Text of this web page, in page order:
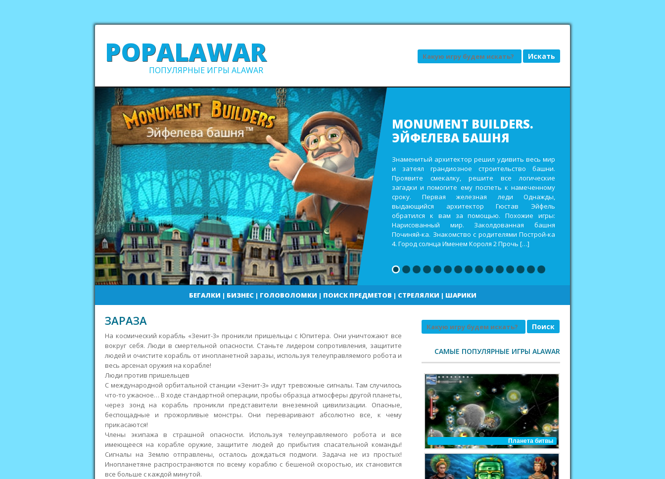
POPALAWAR
ПОПУЛЯРНЫЕ ИГРЫ ALAWAR
Поиск
ВСЕ В САД, ИЛИ ГРЯДКИ
В ПОРЯДКЕ
Выполните просьбы привередливых заказчиков и
заработайте деньги на реставрацию старенькой
виллы. Постройте кладовки для хранения
инвентаря и других полезных ресурсов,
восстановите дорожки и мостики в городских
садах и парках и выиграйте главный приз в
ежегодном садовом фестивале. Похожие игры:
Кекс шоп Как воспитать дракона 2 Построй-ка 4.
Город солнца Веселая ферма. Викинги Повелитель
погоды
БЕГАЛКИ | БИЗНЕС| ГОЛОВОЛОМКИ | ПОИСК ПРЕДМЕТОВ | СТРЕЛЯЛКИ | ШАРИКИ
ЗАРАЗА
На космический корабль «Зенит-3» проникли пришельцы с Юпитера. Они уничтожают все
вокруг себя. Люди в смертельной опасности. Станьте лидером сопротивления, защитите
людей и очистите корабль от инопланетной заразы, используя телеуправляемого робота и
весь арсенал оружия на корабле!
Люди против пришельцев
С международной орбитальной станции «Зенит-3» идут тревожные сигналы. Там случилось
что-то ужасное… В ходе стандартной операции, пробы образца атмосферы другой планеты,
через зонд на корабль проникли представители внеземной цивилизации. Опасные,
беспощадные и прожорливые монстры. Они переваривают абсолютно все, к чему
прикасаются!
Члены экипажа в страшной опасности. Используя телеуправляемого робота и все
имеющееся на корабле оружие, защитите людей до прибытия спасательной команды!
Сигналы на Землю отправлены, осталось дождаться подмоги. Задача не из простых!
Инопланетяне распространяются по всему кораблю с бешеной скоростью, их становится
все больше с каждой минутой.
Поиск
САМЫЕ ПОПУЛЯРНЫЕ ИГРЫ ALAWAR
Планета битвы